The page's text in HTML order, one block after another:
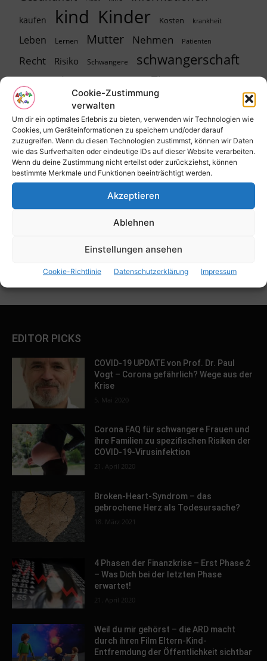
Cookie-Zustimmung
verwalten
Um dir ein optimales Erlebnis zu bieten, verwenden wir Technologien wie
Cookies, um Geräteinformationen zu speichern und/oder darauf
zuzugreifen. Wenn du diesen Technologien zustimmst, können wir Daten
wie das Surfverhalten oder eindeutige IDs auf dieser Website verarbeiten.
Wenn du deine Zustimmung nicht erteilst oder zurückziehst, können
bestimmte Merkmale und Funktionen beeinträchtigt werden.
Akzeptieren
Ablehnen
Einstellungen ansehen
Cookie-Richtlinie Datenschutzerklärung Impressum
kaufen kind Kinder Kosten krankheit
Leben Lernen Mutter Nehmen Patienten
Recht Risiko Schwangere schwangerschaft
sein Tipps
Wasser Wochen
Eltern-Foren
Kinderwunsch-Forum
Schwangerschaft-Forum
Geburt-Forum
EDITOR PICKS
COVID-19 UPDATE von Prof. Dr. Paul
Vogt – Corona gefährlich? Wege aus der
Krise
5. Mai 2020
Corona FAQ für schwangere Frauen und
ihre Familien zu spezifischen Risiken der
COVID-19-Virusinfektion
21. April 2020
Broken-Heart-Syndrom – das
gebrochene Herz als Todesursache?
18. März 2021
4 Phasen der Finanzkrise – Erst Phase 2
– Was Dich bei der letzten Phase
erwartet!
21. April 2020
Weil du mir gehörst – die ARD macht
durch ihren Film Eltern-Kind-
Entfremdung der Öffentlichkeit sichtbar